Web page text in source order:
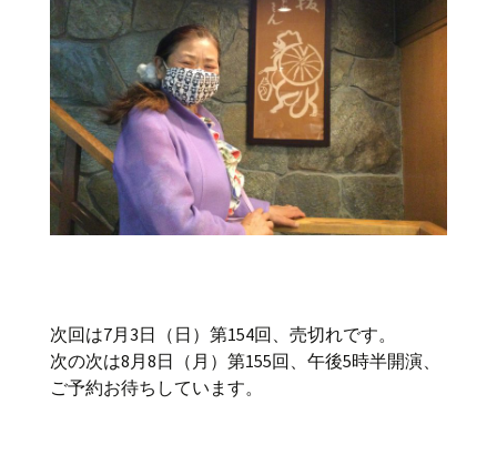
次回は7月3日（日）第154回、売切れです。
次の次は8月8日（月）第155回、午後5時半開演、
ご予約お待ちしています。